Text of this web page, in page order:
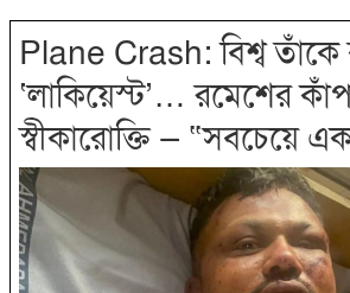
Plane Crash: বিশ্ব তাঁকে
‘লাকিয়েস্ট’… রমেশের
স্বীকারোক্তি — “সবচেয়ে